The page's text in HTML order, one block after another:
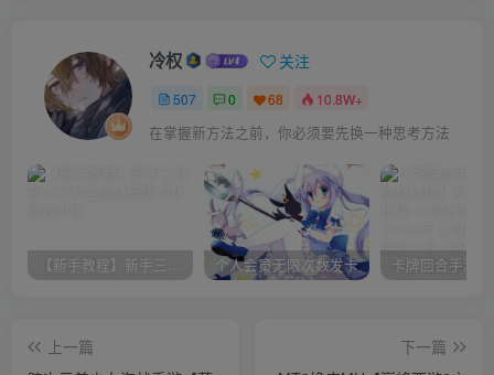
冷权 关注
507 0 68 10.8W+
在掌握新方法之前，你必须要先换一种思考方法
【新手教程】新手三分钟入门AI全自动搭建 个人会员无限次数发卡
上一篇
下一篇